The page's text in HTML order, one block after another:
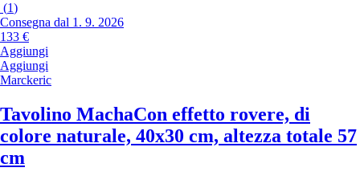
(1)
Consegna dal 1. 9. 2026
133 €
Aggiungi
Aggiungi
Marckeric
Tavolino MachaCon effetto rovere, di
colore naturale, 40x30 cm, altezza totale 57
cm